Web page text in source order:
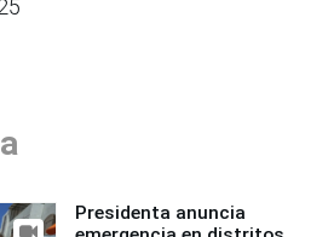
Presidenta anuncia